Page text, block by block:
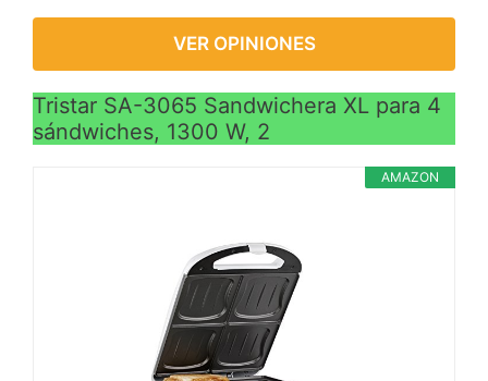
VER OPINIONES
Tristar SA-3065 Sandwichera XL para 4
sándwiches, 1300 W, 2
AMAZON